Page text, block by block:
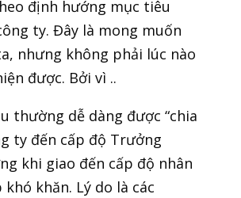
định hướng mục tiêu
ty. Đây là mong muốn
nhưng không phải lúc nào
được. Bởi vì ..
thường dễ dàng được “chia
ty đến cấp độ Trưởng
khi giao đến cấp độ nhân
khăn. Lý do là các